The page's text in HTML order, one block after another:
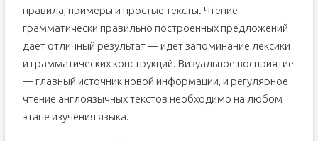
правила, примеры и простые тексты. Чтение
грамматически правильно построенных предложений
дает отличный результат — идет запоминание лексики
и грамматических конструкций. Визуальное восприятие
— главный источник новой информации, и регулярное
чтение англоязычных текстов необходимо на любом
этапе изучения языка.